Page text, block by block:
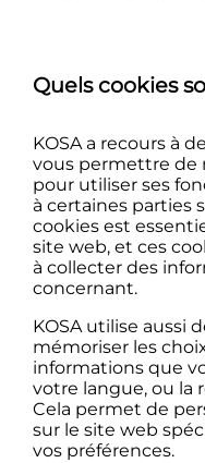
Quels cookies
KOSA a recours à
vous permettre de
pour utiliser ses
à certaines parties
cookies est
site web, et ces
à collecter des
concernant.
KOSA utilise aussi
mémoriser les
informations que
votre langue, ou la
Cela permet de
sur le site web
vos préférences.